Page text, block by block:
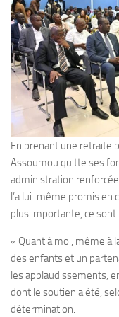
En prenant une retraite
Assoumou quitte ses
administration
l’a lui-même promis en
plus importante, ce sont
« Quant à moi, même à
des enfants et un
les applaudissements,
dont le soutien a été,
détermination.